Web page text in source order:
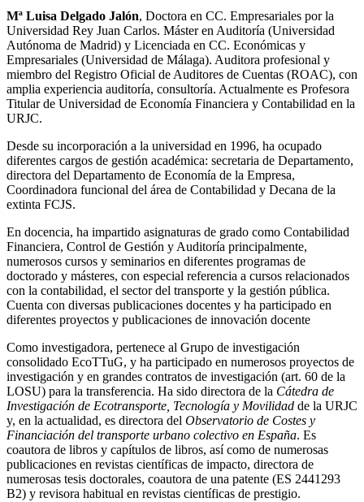
Mª Luisa Delgado Jalón, Doctora en CC. Empresariales por la
Universidad Rey Juan Carlos. Máster en Auditoría (Universidad
Autónoma de Madrid) y Licenciada en CC. Económicas y
Empresariales (Universidad de Málaga). Auditora profesional y
miembro del Registro Oficial de Auditores de Cuentas (ROAC), con
amplia experiencia auditoría, consultoría. Actualmente es Profesora
Titular de Universidad de Economía Financiera y Contabilidad en la
URJC.
Desde su incorporación a la universidad en 1996, ha ocupado
diferentes cargos de gestión académica: secretaria de Departamento,
directora del Departamento de Economía de la Empresa,
Coordinadora funcional del área de Contabilidad y Decana de la
extinta FCJS.
En docencia, ha impartido asignaturas de grado como Contabilidad
Financiera, Control de Gestión y Auditoría principalmente,
numerosos cursos y seminarios en diferentes programas de
doctorado y másteres, con especial referencia a cursos relacionados
con la contabilidad, el sector del transporte y la gestión pública.
Cuenta con diversas publicaciones docentes y ha participado en
diferentes proyectos y publicaciones de innovación docente
Como investigadora, pertenece al Grupo de investigación
consolidado EcoTTuG, y ha participado en numerosos proyectos de
investigación y en grandes contratos de investigación (art. 60 de la
LOSU) para la transferencia. Ha sido directora de la Cátedra de
Investigación de Ecotransporte, Tecnología y Movilidad de la URJC
y, en la actualidad, es directora del Observatorio de Costes y
Financiación del transporte urbano colectivo en España. Es
coautora de libros y capítulos de libros, así como de numerosas
publicaciones en revistas científicas de impacto, directora de
numerosas tesis doctorales, coautora de una patente (ES 2441293
B2) y revisora habitual en revistas científicas de prestigio.